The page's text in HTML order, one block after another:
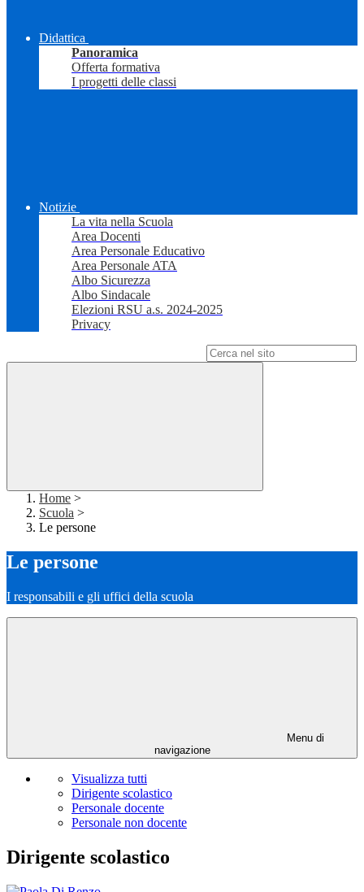
Didattica
Panoramica
Offerta formativa
I progetti delle classi
Notizie
La vita nella Scuola
Area Docenti
Area Personale Educativo
Area Personale ATA
Albo Sicurezza
Albo Sindacale
Elezioni RSU a.s. 2024-2025
Privacy
Home >
Scuola >
Le persone
Le persone
I responsabili e gli uffici della scuola
Menu di
navigazione
Visualizza tutti
Dirigente scolastico
Personale docente
Personale non docente
Dirigente scolastico